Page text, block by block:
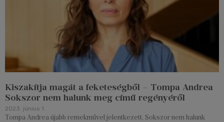
Kiszakítja magát a feketeségből – Tompa Andrea
Sokszor nem halunk meg című regényéről
2023. június 1.
Tompa Andrea újabb remekművel jelentkezett, Sokszor nem halunk